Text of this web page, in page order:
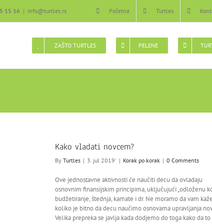
15 16 | info@turtles.rs Početna Turtles
ZAŠTO TURTLES PELENE
Kako vladati novcem?
By Turtles | 3. jul 2019' | Korak po korak | 0 Comments
Ove jednostavne aktivnosti će naučiti decu da ovladaju
osnovnim finansijskim principima, uključujući „odloženu
budžetiranje, štednja, kamate i dr. Ne moramo da vam
koliko je bitno da decu naučimo osnovama upravljanja
Velika prepreka se javlja kada dodjemo do toga kako da to